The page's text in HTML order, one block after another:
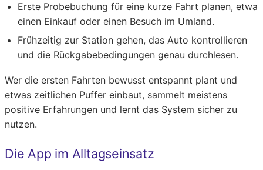
Erste Probebuchung für eine kurze Fahrt planen, etwa
einen Einkauf oder einen Besuch im Umland.
Frühzeitig zur Station gehen, das Auto kontrollieren
und die Rückgabebedingungen genau durchlesen.
Wer die ersten Fahrten bewusst entspannt plant und
etwas zeitlichen Puffer einbaut, sammelt meistens
positive Erfahrungen und lernt das System sicher zu
nutzen.
Die App im Alltagseinsatz